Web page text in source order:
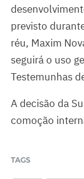
previsto
réu, Maxim
seguirá o uso
Testemunhas
A decisão da
comoção
TAGS